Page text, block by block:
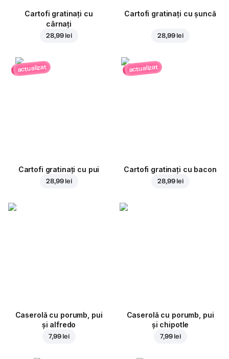
Cartofi gratinați cu
cârnați
28,99 lei
Cartofi gratinați cu șuncă
28,99 lei
actualizat
Cartofi gratinați cu pui
28,99 lei
actualizat
Cartofi gratinați cu bacon
28,99 lei
Caserolă cu porumb, pui
și alfredo
7,99 lei
Caserolă cu porumb, pui
și chipotle
7,99 lei